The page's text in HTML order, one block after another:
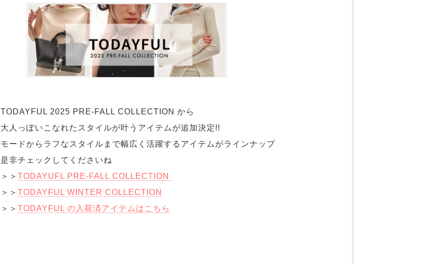
TODAYFUL 2025 PRE-FALL COLLECTION から
大人っぽいこなれたスタイルが叶うアイテムが追加決定!!
モードからラフなスタイルまで幅広く活躍するアイテムがラインナップ
是非チェックしてくださいね
＞＞ TODAYUFL PRE-FALL COLLECTION
＞＞ TODAYFUL WINTER COLLECTION
＞＞ TODAYFUL の入荷済アイテムはこちら